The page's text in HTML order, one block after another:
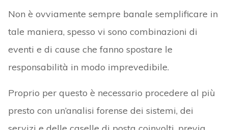
Non è ovviamente sempre banale semplificare in
tale maniera, spesso vi sono combinazioni di
eventi e di cause che fanno spostare le
responsabilità in modo imprevedibile.
Proprio per questo è necessario procedere al più
presto con un’analisi forense dei sistemi, dei